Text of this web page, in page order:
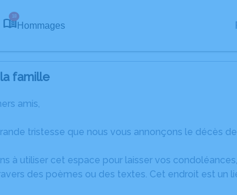
18
Hommages
famille
amis,
tristesse que nous vous annonçons le décès
à utiliser cet espace pour laisser vos
des poèmes ou des textes. Cet endroit est un